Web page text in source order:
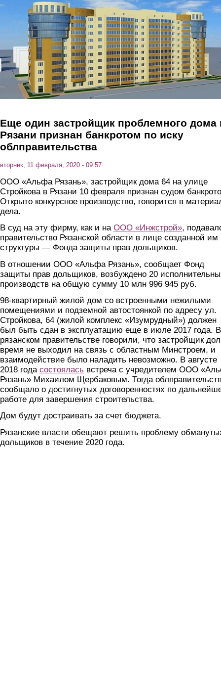
Перейти к основному содержанию
Еще один застройщик проблемного дома
Рязани признан банкротом по иску
облправительства
вторник, 11 февраля, 2020 - 09:57
ООО «Альфа Рязань», застройщик дома 64 на улице
Стройкова в Рязани 10 февраля признан судом
Открыто конкурсное производство, говорится в
дела.
В суд на эту фирму, как и на ООО «Инжстрой»,
правительство Рязанской области в лице созданной им
структуры — Фонда защиты прав дольщиков.
В отношении ООО «Альфа Рязань», сообщает Фонд
защиты прав дольщиков, возбуждено 20
производств на общую сумму 10 млн 996 945 руб.
98-квартирный жилой дом со встроенными нежилыми
помещениями и подземной автостоянкой по адресу ул.
Стройкова, 64 (жилой комплекс «Изумрудный») должен
был быть сдан в эксплуатацию еще в июле 2017 года. В
рязанском правительстве говорили, что застройщик
время не выходил на связь с областным Минстроем, и
взаимодействие было наладить невозможно. В августе
2018 года состоялась встреча с учредителем ООО
Рязань» Михаилом Щербаковым. Тогда
сообщало о достигнутых договоренностях по
работе для завершения строительства.
Дом будут достраивать за счет бюджета.
Рязанские власти обещают решить проблему
дольщиков в течение 2020 года.